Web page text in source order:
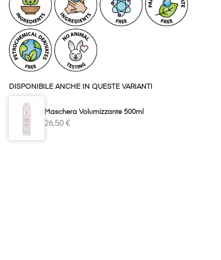
DISPONIBILE ANCHE IN QUESTE VARIANTI
Maschera Volumizzante 500ml
26,50 €